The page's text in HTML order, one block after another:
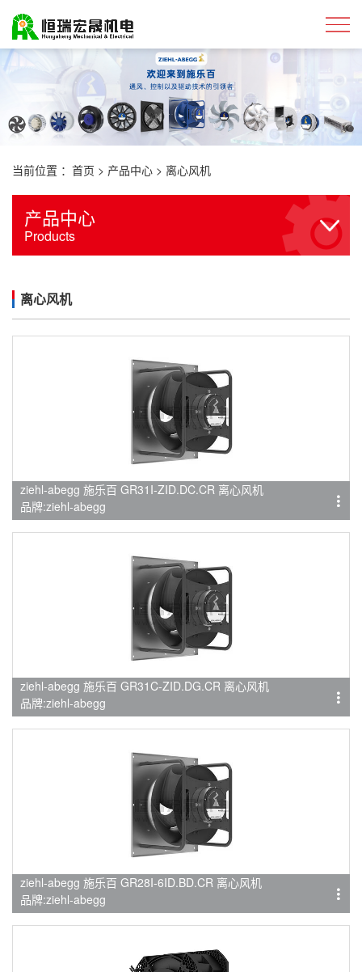
当前位置 ： 首页 > 产品中心 > 离心风机
产品中心
Products
离心风机
ziehl-abegg 施乐百 GR31I-ZID.DC.CR 离心风机
品牌:ziehl-abegg
ziehl-abegg 施乐百 GR31C-ZID.DG.CR 离心风机
品牌:ziehl-abegg
ziehl-abegg 施乐百 GR28I-6ID.BD.CR 离心风机
品牌:ziehl-abegg